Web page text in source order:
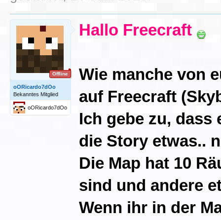
Offline
oORicardo7dOo
Bekanntes Mitglied
oORicardo7dOo
Hallo Freecraft
Wie manche von
auf Freecraft
Ich gebe zu, dass
die Story etwas..
Die Map hat 10
sind und andere
Wenn ihr in der